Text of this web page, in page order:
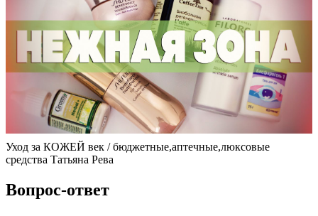
Уход за КОЖЕЙ век / бюджетные,аптечные,люксовые
средства Татьяна Рева
Вопрос-ответ